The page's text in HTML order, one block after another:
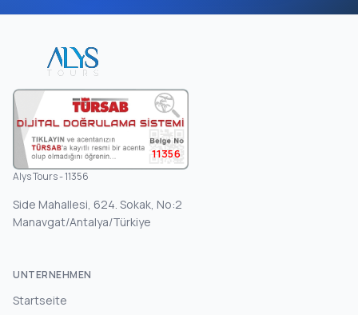
11356
Alys Tours - 11356
Side Mahallesi, 624. Sokak, No:2
Manavgat/Antalya/Türkiye
UNTERNEHMEN
Startseite